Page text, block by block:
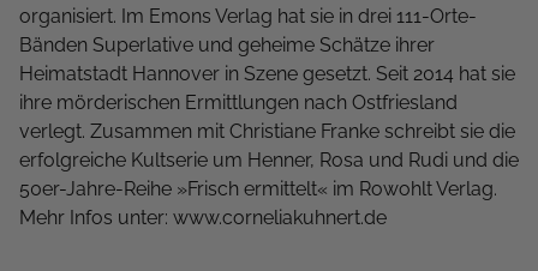
organisiert. Im Emons Verlag hat sie in drei 111-Orte-
Bänden Superlative und geheime Schätze ihrer
Heimatstadt Hannover in Szene gesetzt. Seit 2014 hat sie
ihre mörderischen Ermittlungen nach Ostfriesland
verlegt. Zusammen mit Christiane Franke schreibt sie die
erfolgreiche Kultserie um Henner, Rosa und Rudi und die
50er-Jahre-Reihe »Frisch ermittelt« im Rowohlt Verlag.
Mehr Infos unter: www.corneliakuhnert.de